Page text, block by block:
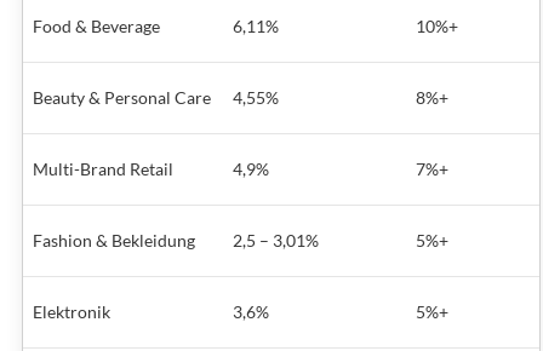
Food & Beverage 6,11% 10%+
Beauty & Personal Care 4,55% 8%+
Multi-Brand Retail 4,9% 7%+
Fashion & Bekleidung 2,5 – 3,01% 5%+
Elektronik 3,6% 5%+